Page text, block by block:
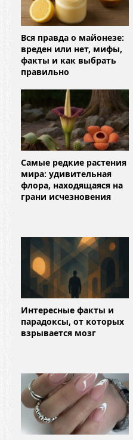
Вся правда о майонезе:
вреден или нет, мифы,
факты и как выбрать
правильно
Самые редкие растения
мира: удивительная
флора, находящаяся на
грани исчезновения
Интересные факты и
парадоксы, от которых
взрывается мозг